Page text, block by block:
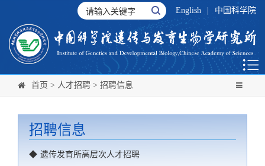
English 中国科学院
首页 > 人才招聘 > 招聘信息
招聘信息
◆ 遗传发育所高层次人才招聘